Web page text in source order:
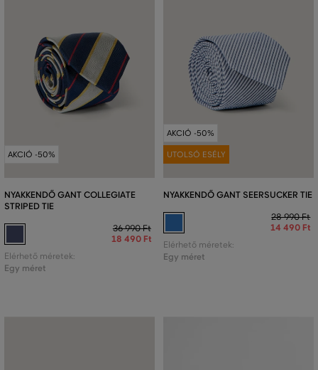
AKCIÓ -50%
NYAKKENDŐ GANT COLLEGIATE
STRIPED TIE
36 990 Ft
18 490 Ft
Elérhető méretek:
Egy méret
AKCIÓ -50%
UTOLSÓ ESÉLY
NYAKKENDŐ GANT SEERSUCKER TIE
28 990 Ft
14 490 Ft
Elérhető méretek:
Egy méret